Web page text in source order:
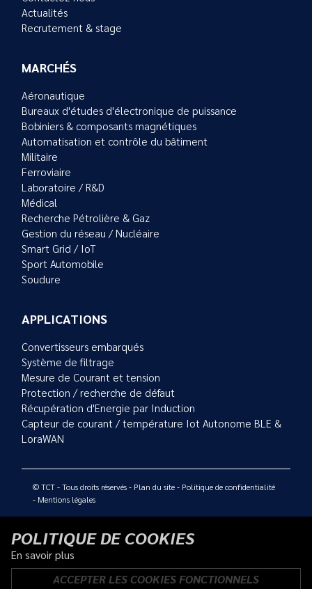
Actualités
Recrutement & stage
MARCHÉS
Aéronautique
Bureaux d'études d'électronique de puissance
Bobiniers & composants magnétiques
Automatisation et contrôle du bâtiment
Militaire
Ferroviaire
Laboratoire / R&D
Médical
Recherche Pétrolière & Gaz
Gestion du réseau / Nucléaire
Smart Grid / IoT
Sport Automobile
Soudure
APPLICATIONS
Convertisseurs embarqués
Système de filtrage
Mesure de Courant et tension
Protection / recherche de défaut
Récupération d'Energie par Induction
Capteur de courant / température Iot Autonome BLE &
LoraWAN
© TCT - Tous droits réservés - Plan du site- Politique de confidentialité
- Mentions légales
POLITIQUE DE COOKIES
En savoir plus
ACCEPTER LES COOKIES FONCTIONNELS